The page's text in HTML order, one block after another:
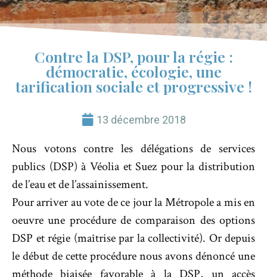
Contre la DSP, pour la régie :
démocratie, écologie, une
tarification sociale et progressive !
13 décembre 2018
Nous votons contre les délégations de services
publics (DSP) à Véolia et Suez pour la distribution
de l’eau et de l’assainissement.
Pour arriver au vote de ce jour la Métropole a mis en
oeuvre une procédure de comparaison des options
DSP et régie (maîtrise par la collectivité). Or depuis
le début de cette procédure nous avons dénoncé une